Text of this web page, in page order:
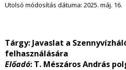
Utolsó módosítás dátuma: 2025. máj. 16.
Tárgy: Javaslat a
felhasználására
Előadó: T. Mészáros András